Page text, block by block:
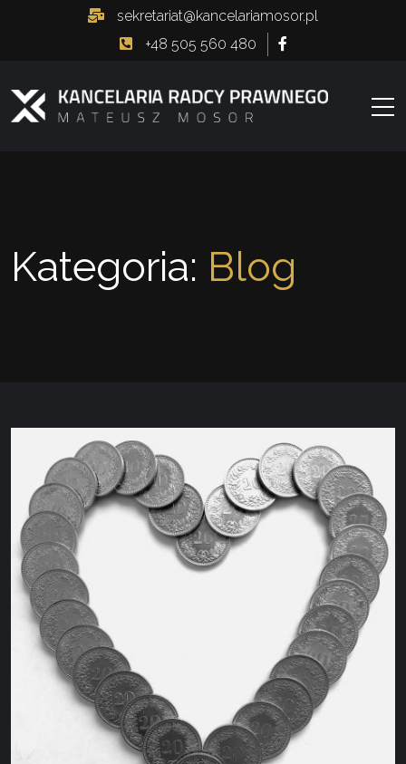
sekretariat@kancelariamosor.pl
+48 505 560 480
Kategoria: Blog